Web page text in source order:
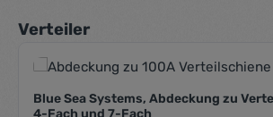
Produktgalerie überspringen
Verteiler
Blue Sea Systems, Abdeckung zu
4-Fach und 7-Fach